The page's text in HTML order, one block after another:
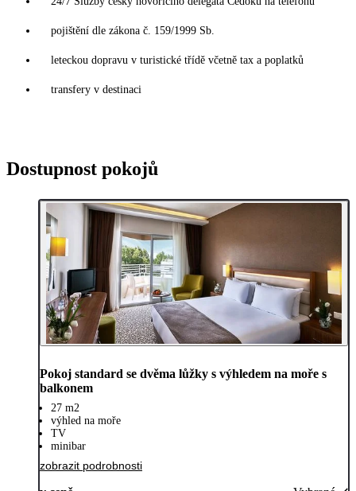
pojištění dle zákona č. 159/1999 Sb.
leteckou dopravu v turistické třídě včetně tax a poplatků
transfery v destinaci
Dostupnost pokojů
Pokoj standard se dvěma lůžky s výhledem na moře s
balkonem
27 m2
výhled na moře
TV
minibar
zobrazit podrobnosti